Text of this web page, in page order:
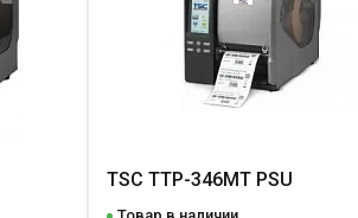
TSC TTP-346MT PSU